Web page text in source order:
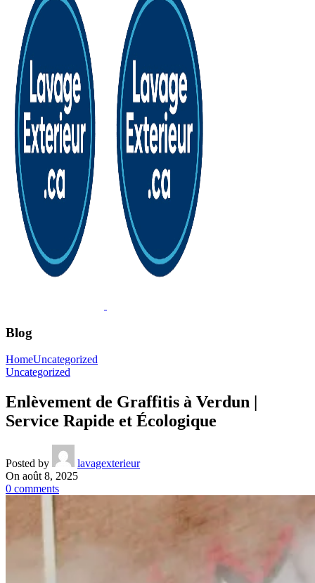
Blog
HomeUncategorized
Uncategorized
Enlèvement de Graffitis à Verdun |
Service Rapide et Écologique
Posted by
lavagexterieur
On août 8, 2025
0 comments